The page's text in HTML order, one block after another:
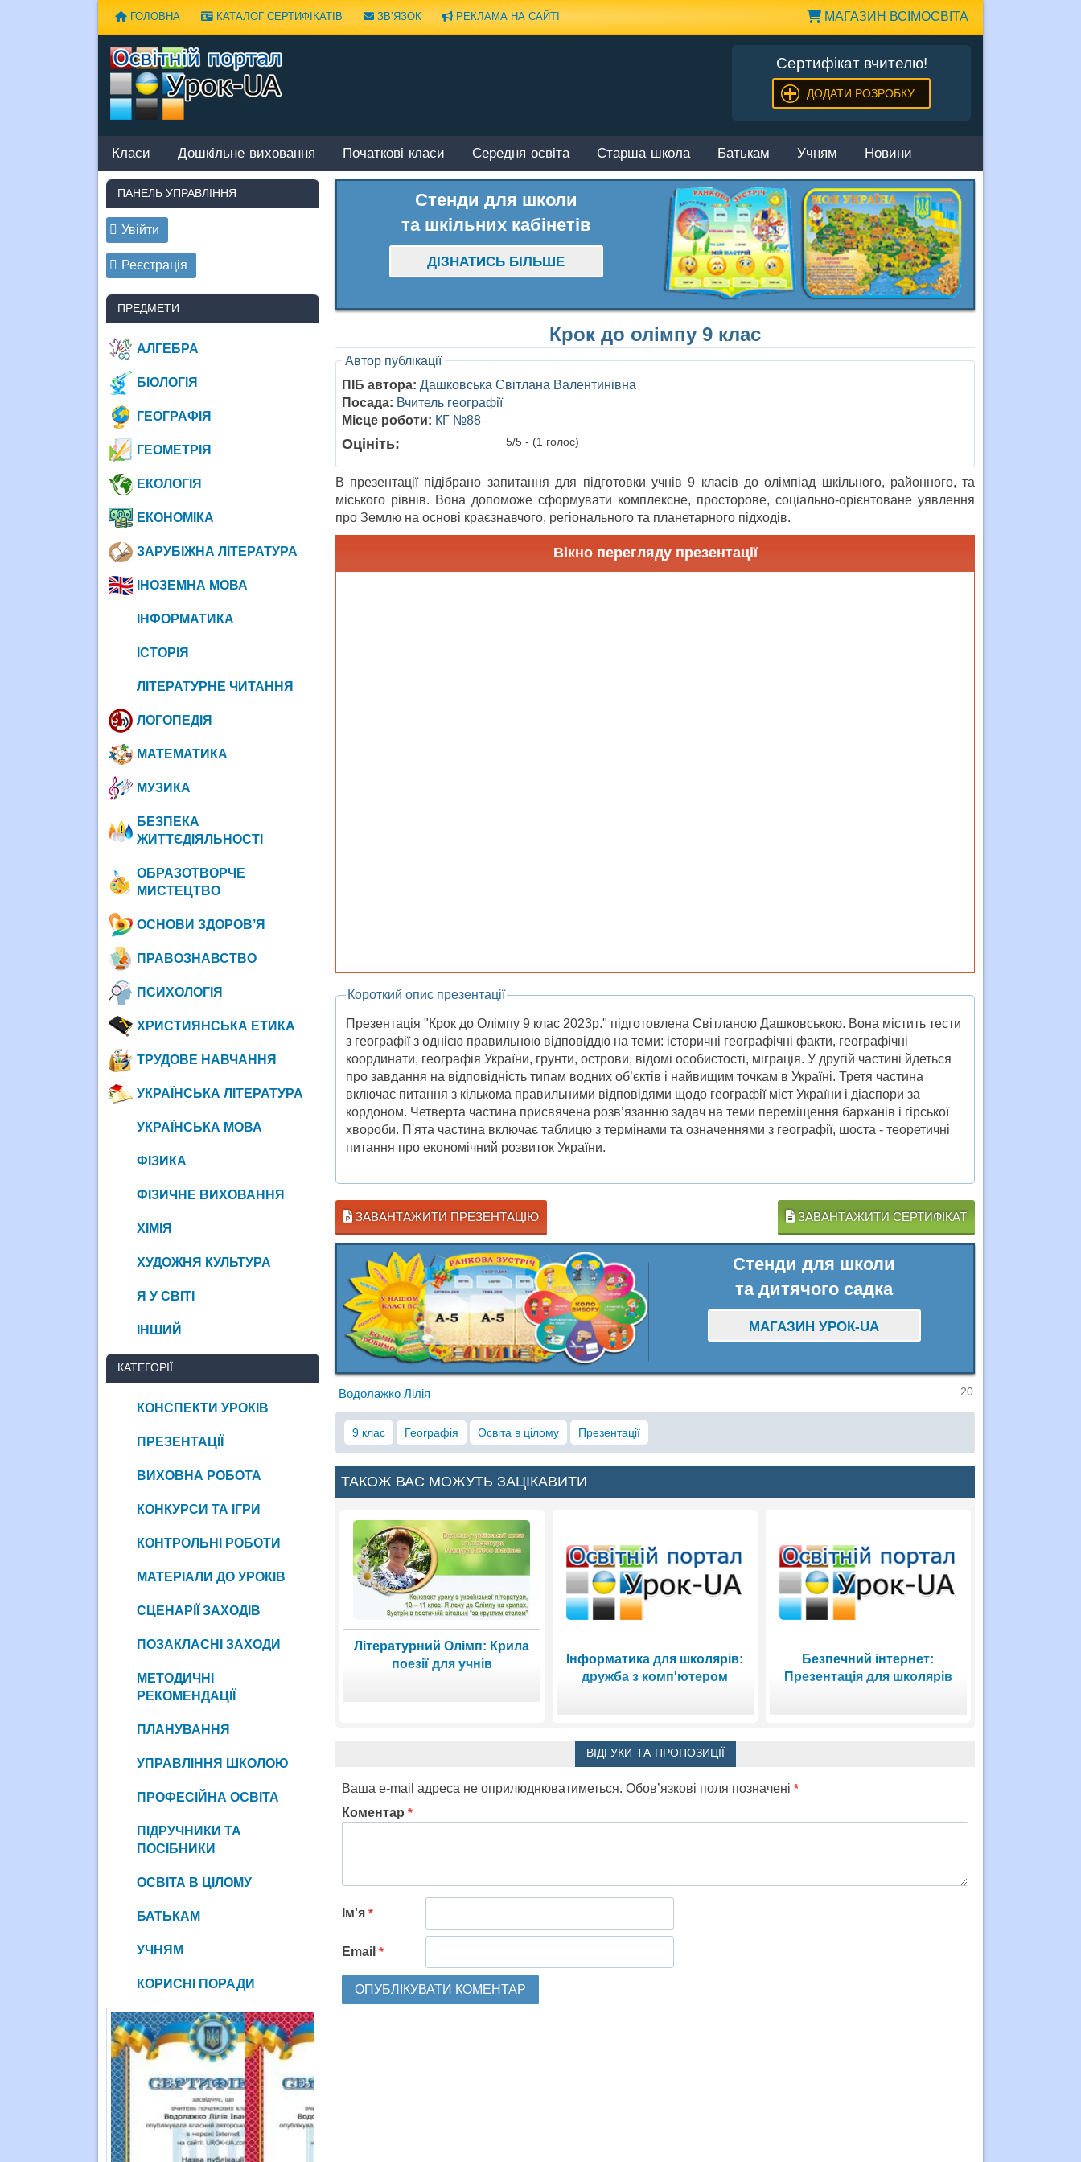
МАГАЗИН ВСІМОСВІТА
ГОЛОВНА КАТАЛОГ СЕРТИФІКАТІВ ЗВ’ЯЗОК РЕКЛАМА НА САЙТІ
Сертифікат вчителю!
ДОДАТИ РОЗРОБКУ
Класи Дошкільне виховання Початкові класи Середня освіта Старша школа Батькам Учням Новини
Стенди для школи
та шкільних кабінетів
ДІЗНАТИСЬ БІЛЬШЕ
Крок до олімпу 9 клас
Автор публікації
ПІБ автора: Дашковська Світлана Валентинівна
Посада: Вчитель географії
Місце роботи: КГ №88
Оцініть: 5/5 - (1 голос)
В презентації підібрано запитання для підготовки учнів 9 класів до олімпіад шкільного, районного, та
міського рівнів. Вона допоможе сформувати комплексне, просторове, соціально-орієнтоване уявлення
про Землю на основі краєзнавчого, регіонального та планетарного підходів.
Вікно перегляду презентації
Короткий опис презентації
Презентація "Крок до Олімпу 9 клас 2023р." підготовлена Світланою Дашковською. Вона містить тести
з географії з однією правильною відповіддю на теми: історичні географічні факти, географічні
координати, географія України, грунти, острови, відомі особистості, міграція. У другій частині йдеться
про завдання на відповідність типам водних об’єктів і найвищим точкам в Україні. Третя частина
включає питання з кількома правильними відповідями щодо географії міст України і діаспори за
кордоном. Четверта частина присвячена розв’язанню задач на теми переміщення барханів і гірської
хвороби. П'ята частина включає таблицю з термінами та означеннями з географії, шоста - теоретичні
питання про економічний розвиток України.
ЗАВАНТАЖИТИ ПРЕЗЕНТАЦІЮ ЗАВАНТАЖИТИ СЕРТИФІКАТ
Стенди для школи
та дитячого садка
МАГАЗИН УРОК-UA
Водолажко Лілія 20
9 клас Географія Освіта в цілому Презентації
ТАКОЖ ВАС МОЖУТЬ ЗАЦІКАВИТИ
Літературний Олімп: Крила
поезії для учнів
Інформатика для школярів:
дружба з комп'ютером
Безпечний інтернет:
Презентація для школярів
ВІДГУКИ ТА ПРОПОЗИЦІЇ
Ваша e-mail адреса не оприлюднюватиметься. Обов’язкові поля позначені *
Коментар *
Ім'я *
Email *
ПАНЕЛЬ УПРАВЛІННЯ
Увійти
Реєстрація
ПРЕДМЕТИ
АЛГЕБРА
БІОЛОГІЯ
ГЕОГРАФІЯ
ГЕОМЕТРІЯ
ЕКОЛОГІЯ
ЕКОНОМІКА
ЗАРУБІЖНА ЛІТЕРАТУРА
ІНОЗЕМНА МОВА
ІНФОРМАТИКА
ІСТОРІЯ
ЛІТЕРАТУРНЕ ЧИТАННЯ
ЛОГОПЕДІЯ
МАТЕМАТИКА
МУЗИКА
БЕЗПЕКА
ЖИТТЄДІЯЛЬНОСТІ
ОБРАЗОТВОРЧЕ
МИСТЕЦТВО
ОСНОВИ ЗДОРОВ’Я
ПРАВОЗНАВСТВО
ПСИХОЛОГІЯ
ХРИСТИЯНСЬКА ЕТИКА
ТРУДОВЕ НАВЧАННЯ
УКРАЇНСЬКА ЛІТЕРАТУРА
УКРАЇНСЬКА МОВА
ФІЗИКА
ФІЗИЧНЕ ВИХОВАННЯ
ХІМІЯ
ХУДОЖНЯ КУЛЬТУРА
Я У СВІТІ
ІНШИЙ
КАТЕГОРІЇ
КОНСПЕКТИ УРОКІВ
ПРЕЗЕНТАЦІЇ
ВИХОВНА РОБОТА
КОНКУРСИ ТА ІГРИ
КОНТРОЛЬНІ РОБОТИ
МАТЕРІАЛИ ДО УРОКІВ
СЦЕНАРІЇ ЗАХОДІВ
ПОЗАКЛАСНІ ЗАХОДИ
МЕТОДИЧНІ
РЕКОМЕНДАЦІЇ
ПЛАНУВАННЯ
УПРАВЛІННЯ ШКОЛОЮ
ПРОФЕСІЙНА ОСВІТА
ПІДРУЧНИКИ ТА
ПОСІБНИКИ
ОСВІТА В ЦІЛОМУ
БАТЬКАМ
УЧНЯМ
КОРИСНІ ПОРАДИ